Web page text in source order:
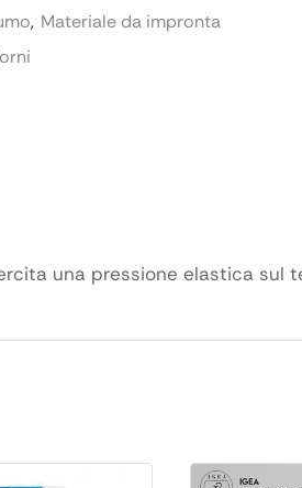
, Materiale da impronta
una pressione elastica sul